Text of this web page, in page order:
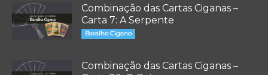
Combinação das Cartas Ciganas –
Carta 7: A Serpente
Baralho Cigano
Combinação das Cartas Ciganas –